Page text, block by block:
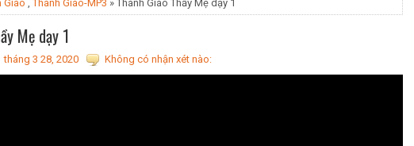
Giáo ,Thánh Giáo-MP3 » Thánh Giáo Thầy Mẹ dạy 1
Mẹ dạy 1
tháng 3 28, 2020 Không có nhận xét nào: